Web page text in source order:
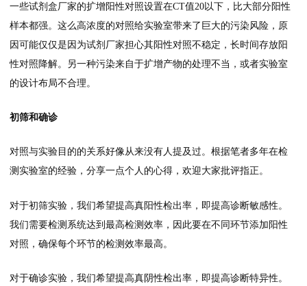
一些试剂盒厂家的扩增阳性对照设置在CT值20以下，比大部分阳性
样本都强。这么高浓度的对照给实验室带来了巨大的污染风险，原
因可能仅仅是因为试剂厂家担心其阳性对照不稳定，长时间存放阳
性对照降解。另一种污染来自于扩增产物的处理不当，或者实验室
的设计布局不合理。
初筛和确诊
对照与实验目的的关系好像从来没有人提及过。根据笔者多年在检
测实验室的经验，分享一点个人的心得，欢迎大家批评指正。
对于初筛实验，我们希望提高真阳性检出率，即提高诊断敏感性。
我们需要检测系统达到最高检测效率，因此要在不同环节添加阳性
对照，确保每个环节的检测效率最高。
对于确诊实验，我们希望提高真阴性检出率，即提高诊断特异性。